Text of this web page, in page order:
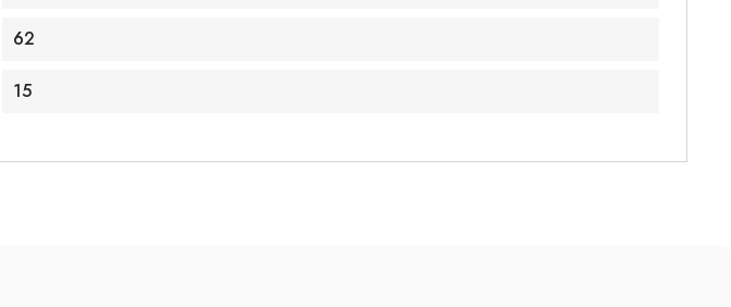
62
15